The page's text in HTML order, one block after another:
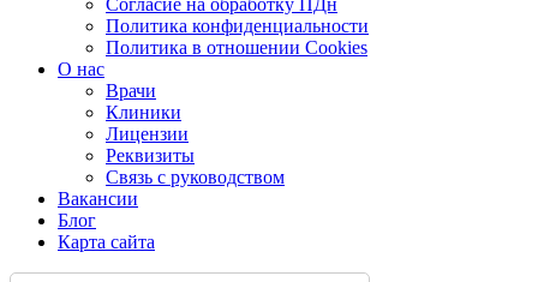
Согласие на обработку ПДн
Политика конфиденциальности
Политика в отношении Cookies
О нас
Врачи
Клиники
Лицензии
Реквизиты
Связь с руководством
Вакансии
Блог
Карта сайта